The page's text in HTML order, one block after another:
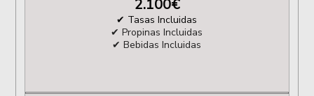
2.100€
✔ Tasas Incluidas
✔ Propinas Incluidas
✔ Bebidas Incluidas